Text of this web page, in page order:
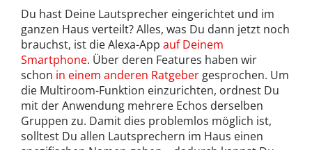
Du hast Deine Lautsprecher eingerichtet und im
ganzen Haus verteilt? Alles, was Du dann jetzt noch
brauchst, ist die Alexa-App auf Deinem
Smartphone. Über deren Features haben wir
schon in einem anderen Ratgeber gesprochen. Um
die Multiroom-Funktion einzurichten, ordnest Du
mit der Anwendung mehrere Echos derselben
Gruppen zu. Damit dies problemlos möglich ist,
solltest Du allen Lautsprechern im Haus einen